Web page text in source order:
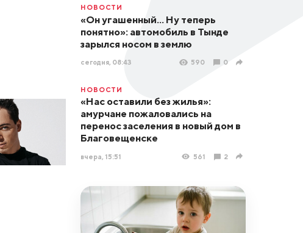
НОВОСТИ
«Он угашенный... Ну теперь
понятно»: автомобиль в Тынде
зарылся носом в землю
сегодня, 08:43 590 0
НОВОСТИ
«Нас оставили без жилья»:
амурчане пожаловались на
перенос заселения в новый дом в
Благовещенске
вчера, 15:51 561 2